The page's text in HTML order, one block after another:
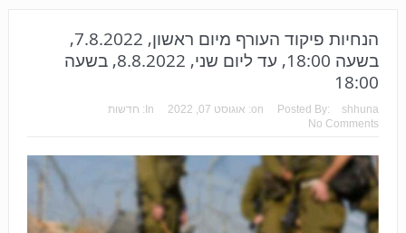
הנחיות פיקוד העורף מיום ראשון, 7.8.2022,
בשעה 18:00, עד ליום שני, 8.8.2022, בשעה
18:00
Posted By: shhuna
on: אוגוסט 07, 2022 In:
חדשות
No Comments